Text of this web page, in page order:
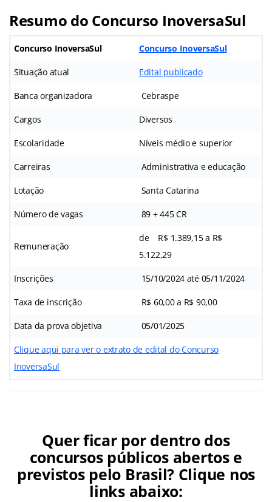
Resumo do Concurso InoversaSul
Concurso InoversaSul Concurso InoversaSul
Situação atual Edital publicado
Banca organizadora Cebraspe
Cargos Diversos
Escolaridade Níveis médio e superior
Carreiras Administrativa e educação
Lotação Santa Catarina
Número de vagas 89 + 445 CR
Remuneração
de R$ 1.389,15 a R$
5.122,29
Inscrições 15/10/2024 até 05/11/2024
Taxa de inscrição R$ 60,00 a R$ 90,00
Data da prova objetiva 05/01/2025
Clique aqui para ver o extrato de edital do Concurso
InoversaSul
Quer ficar por dentro dos
concursos públicos abertos e
previstos pelo Brasil? Clique nos
links abaixo: